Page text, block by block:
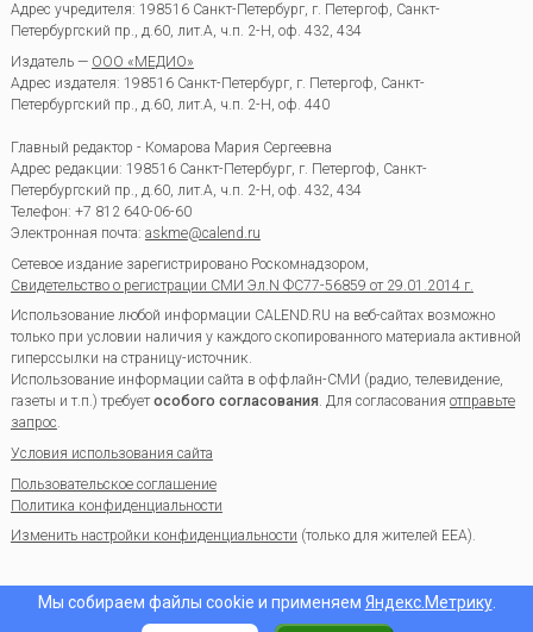
Адрес учредителя: 198516 Санкт-Петербург, г. Петергоф, Санкт-
Петербургский пр., д.60, лит.А, ч.п. 2-Н, оф. 432, 434
Издатель — ООО «МЕДИО»
Адрес издателя: 198516 Санкт-Петербург, г. Петергоф, Санкт-
Петербургский пр., д.60, лит.А, ч.п. 2-Н, оф. 440
Главный редактор - Комарова Мария Сергеевна
Адрес редакции: 198516 Санкт-Петербург, г. Петергоф, Санкт-
Петербургский пр., д.60, лит.А, ч.п. 2-Н, оф. 432, 434
Телефон: +7 812 640-06-60
Электронная почта: askme@calend.ru
Сетевое издание зарегистрировано Роскомнадзором,
Свидетельство о регистрации СМИ Эл.N ФС77-56859 от 29.01.2014 г.
Использование любой информации CALEND.RU на веб-сайтах возможно
только при условии наличия у каждого скопированного материала активной
гиперссылки на страницу-источник.
Использование информации сайта в оффлайн-СМИ (радио, телевидение,
газеты и т.п.) требуетособого согласования. Для согласования отправьте
запрос.
Условия использования сайта
Пользовательское соглашение
Политика конфиденциальности
Изменить настройки конфиденциальности (только для жителей EEA).
Мы собираем файлы cookie и применяем Яндекс.Метрику.